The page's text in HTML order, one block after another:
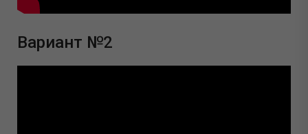
Вариант №2